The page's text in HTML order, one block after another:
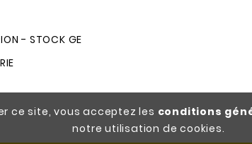
ce site, vous acceptez les conditions
notre utilisation de cookies.
- STOCK GE